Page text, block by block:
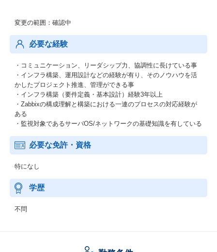
変更の範囲：確認中
必要な経験
・コミュニケーション、リーダシップ力、協調性に長けている事
・インフラ構築、運用設計などの経験が有り、そのノウハウを活
かしたプロジェクト推進、管理ができる事
・インフラ構築（要件定義・基本設計）経験3年以上
・Zabbixの構成理解と構築における一連のプロセスの対応経験が
ある
・監視対象であるサーバOS/ネットワークの基礎知識を有している
必要な免許・資格
特になし
学歴
不問